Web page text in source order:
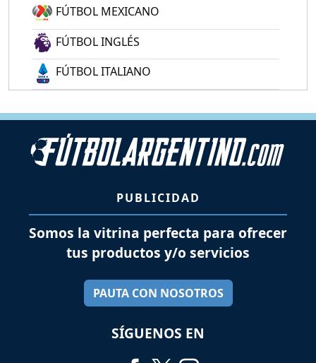
FÚTBOL MEXICANO
FÚTBOL INGLÉS
FÚTBOL ITALIANO
PUBLICIDAD
Somos la vitrina perfecta para ofrecer
tus productos y/o servicios
PAUTA CON NOSOTROS
SÍGUENOS EN